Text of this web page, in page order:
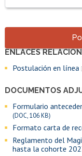
Accesos
Enlaces y
ENLACES
Postulación en línea
DOCUMENTOS
Formulario
(DOC, 106 KB)
Formato carta de
Reglamento del
hasta la cohorte